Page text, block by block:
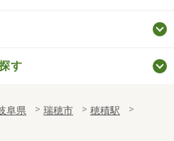
す
阜県 瑞穂市
穂積駅